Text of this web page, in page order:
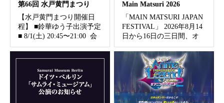
第66回 水戸黄門まつり
【水戸黄門まつり開催日
程】 ■鈴華ゆう子出演予定
■ 8/1(土) 20:45〜21:00 会
場： 国道50号 南町３丁
り開始時刻が早まる場合
があります。...
Main Matsuri 2026
「MAIN MATSURI JAPAN
FESTIVAL」 2026年8月14
日から16日の三日間、オ
ッフェンバッハのBüsing-
Parkで開催されます。 会
場には日本食や和文化関
連のブースが立ち並...